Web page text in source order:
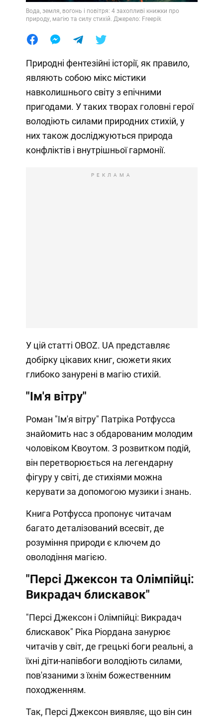
Вода, земля, вогонь і повітря: 4 захопливі книжки про
природу, магію та силу стихій. Джерело: Freepik
Природні фентезійні історії, як правило,
являють собою мікс містики
навколишнього світу з епічними
пригодами. У таких творах головні герої
володіють силами природних стихій, у
них також досліджуються природа
конфліктів і внутрішньої гармонії.
РЕКЛАМА
У цій статті OBOZ. UA представляє
добірку цікавих книг, сюжети яких
глибоко занурені в магію стихій.
"Ім'я вітру"
Роман "Ім'я вітру" Патріка Ротфусса
знайомить нас з обдарованим молодим
чоловіком Квоутом. З розвитком подій,
він перетворюється на легендарну
фігуру у світі, де стихіями можна
керувати за допомогою музики і знань.
Книга Ротфусса пропонує читачам
багато деталізований всесвіт, де
розуміння природи є ключем до
оволодіння магією.
"Персі Джексон та Олімпійці:
Викрадач блискавок"
"Персі Джексон і Олімпійці: Викрадач
блискавок" Ріка Ріордана занурює
читачів у світ, де грецькі боги реальні, а
їхні діти-напівбоги володіють силами,
пов'язаними з їхнім божественним
походженням.
Так, Персі Джексон виявляє, що він син